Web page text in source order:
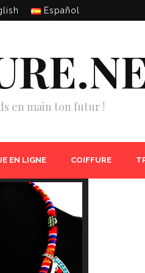
Español
en main ton futur !
EN LIGNE COIFFURE